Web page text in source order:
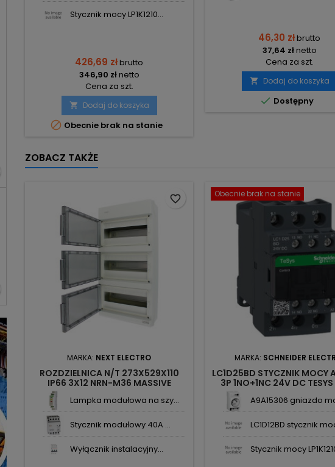
Stycznik mocy LP1K1210...
426,69 złbrutto
346,90 złnetto
Cena za szt.
 Dodaj do koszyka
 Obecnie brak na stanie
46,30 złbrutto
37,64 złnetto
Cena za szt.
 Dodaj do koszyka
 Dostępny
ZOBACZ TAKŻE
MARKA: NEXT ELECTRO
ROZDZIELNICA N/T 273X529X110
IP66 3X12 NRN-M36 MASSIVE
Lampka modułowa na szy...
Stycznik modułowy 40A ...
Wyłącznik instalacyjny...
favorite_border Obecnie brak na stanie
MARKA: SCHNEIDER
LC1D25BD STYCZNIK MOCY
3P 1NO+1NC 24V DC
A9A15306 gniazdo
LC1D12BD stycznik
Stycznik mocy